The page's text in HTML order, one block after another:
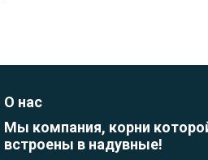
О нас
Мы компания, корни
встроены в надувные!